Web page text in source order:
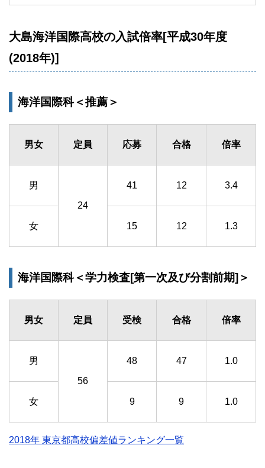
大島海洋国際高校の入試倍率[平成30年度
(2018年)]
海洋国際科＜推薦＞
男女 定員 応募 合格 倍率
男
24
41 12 3.4
女 15 12 1.3
海洋国際科＜学力検査[第一次及び分割前期]＞
男女 定員 受検 合格 倍率
男
56
48 47 1.0
女 9 9 1.0
2018年 東京都高校偏差値ランキング一覧